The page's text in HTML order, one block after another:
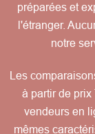
préparées et
l'étranger.
notre
Les
à partir de prix
vendeurs en
mêmes